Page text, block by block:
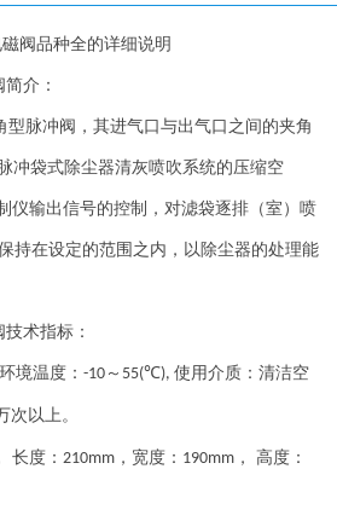
阀品种全的详细说明
介：
型脉冲阀，其进气口与出气口之间的夹角
冲袋式除尘器清灰喷吹系统的压缩空
仪输出信号的控制，对滤袋逐排（室）喷
持在设定的范围之内，以除尘器的处理能
术指标：
环境温度：-10 ～ 55(℃),使用介质：清洁空
次以上。
长度：210mm ，宽度： 190mm ， 高度：